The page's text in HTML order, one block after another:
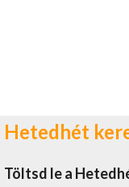
Hetedhét
Töltsd le a